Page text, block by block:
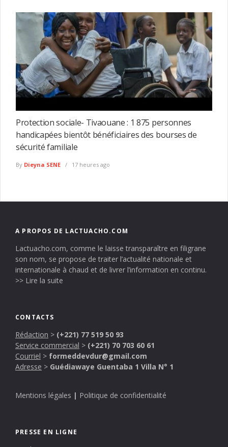
Protection sociale- Tivaouane : 1 875 personnes
handicapées bientôt bénéficiaires des bourses de
sécurité familiale
By Dieyna SENE 17 heures ago
A PROPOS DE LACTUACHO.COM
Lactuacho.com, comme le laisse transparaître en filigrane
son nom, se propose de traiter l’actualité nationale et
internationale à chaud et de livrer l’information en continu.
>> Lire la suite
CONTACTS
Rédaction > (+221) 77 519 50 93
Service commercial > (+221) 70 703 60 61
Courriel > formeddevdur@gmail.com
Adresse > Guédiawaye Guentaba 1 Villa N° 1
Mentions légales | Politique de confidentialité
PRESSE EN LIGNE